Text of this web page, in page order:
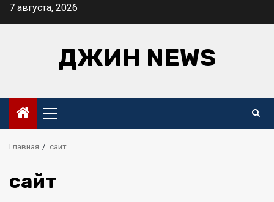
Перейти
7 августа, 2026
ДЖИН NEWS
Основное
меню
Главная сайт
сайт